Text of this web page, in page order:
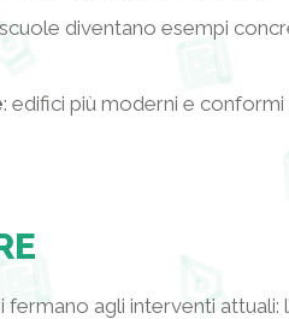
diventano esempi
: edifici più moderni e
agli interventi attuali: